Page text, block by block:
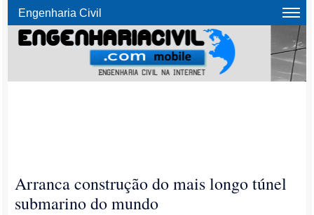
Engenharia Civil
Arranca construção do mais longo túnel
submarino do mundo